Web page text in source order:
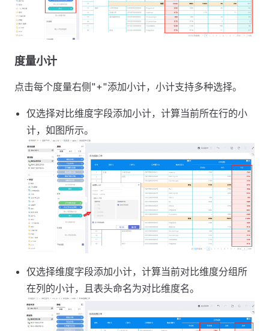
度量小计
点击每个度量右侧"+"添加小计，小计支持多种选择。
仅选择对比维度字段添加小计，计算当前所在行的小
计，如图所示。
仅选择维度字段添加小计，计算当前对比维度分组所
在列的小计，且表头命名为对比维度名。